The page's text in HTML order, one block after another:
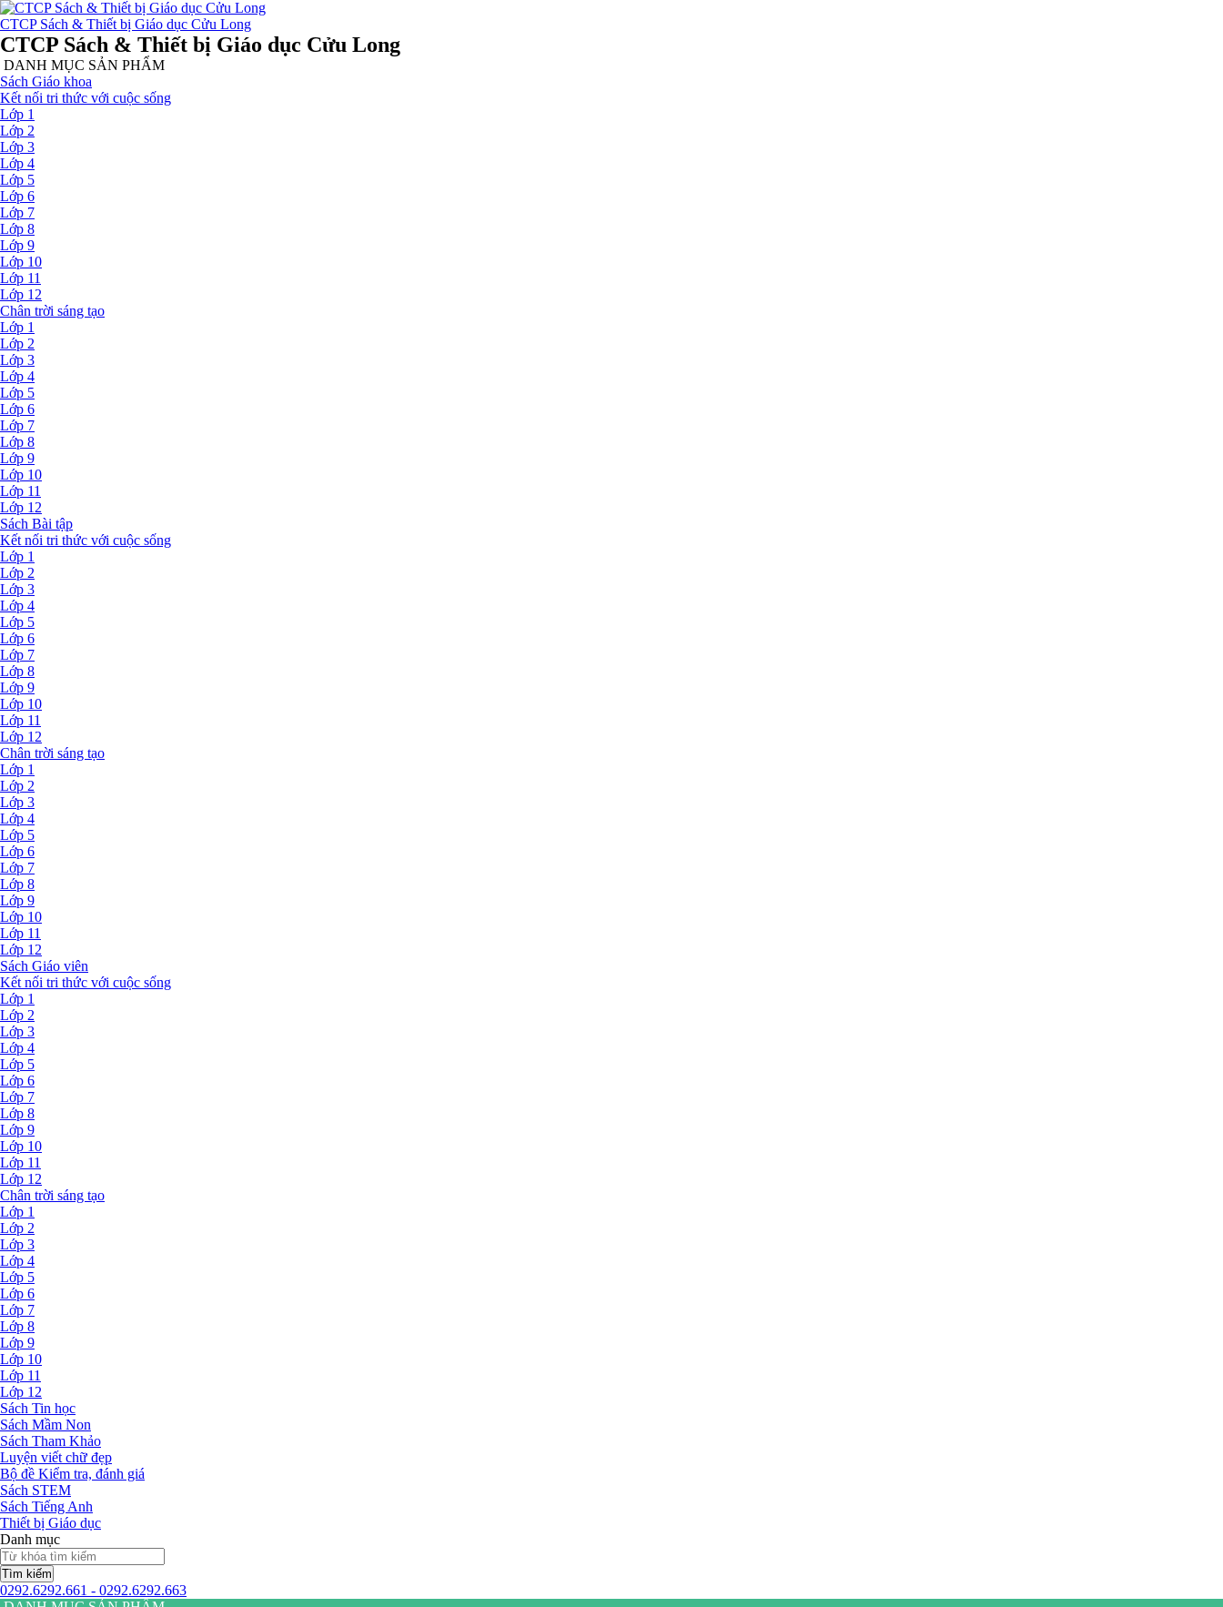
CTCP Sách & Thiết bị Giáo dục Cửu Long
CTCP Sách & Thiết bị Giáo dục Cửu Long
DANH MỤC SẢN PHẨM
Sách Giáo khoa
Kết nối tri thức với cuộc sống
Lớp 1
Lớp 2
Lớp 3
Lớp 4
Lớp 5
Lớp 6
Lớp 7
Lớp 8
Lớp 9
Lớp 10
Lớp 11
Lớp 12
Chân trời sáng tạo
Lớp 1
Lớp 2
Lớp 3
Lớp 4
Lớp 5
Lớp 6
Lớp 7
Lớp 8
Lớp 9
Lớp 10
Lớp 11
Lớp 12
Sách Bài tập
Kết nối tri thức với cuộc sống
Lớp 1
Lớp 2
Lớp 3
Lớp 4
Lớp 5
Lớp 6
Lớp 7
Lớp 8
Lớp 9
Lớp 10
Lớp 11
Lớp 12
Chân trời sáng tạo
Lớp 1
Lớp 2
Lớp 3
Lớp 4
Lớp 5
Lớp 6
Lớp 7
Lớp 8
Lớp 9
Lớp 10
Lớp 11
Lớp 12
Sách Giáo viên
Kết nối tri thức với cuộc sống
Lớp 1
Lớp 2
Lớp 3
Lớp 4
Lớp 5
Lớp 6
Lớp 7
Lớp 8
Lớp 9
Lớp 10
Lớp 11
Lớp 12
Chân trời sáng tạo
Lớp 1
Lớp 2
Lớp 3
Lớp 4
Lớp 5
Lớp 6
Lớp 7
Lớp 8
Lớp 9
Lớp 10
Lớp 11
Lớp 12
Sách Tin học
Sách Mầm Non
Sách Tham Khảo
Luyện viết chữ đẹp
Bộ đề Kiểm tra, đánh giá
Sách STEM
Sách Tiếng Anh
Thiết bị Giáo dục
Danh mục
Tìm kiếm
0292.6292.661 - 0292.6292.663